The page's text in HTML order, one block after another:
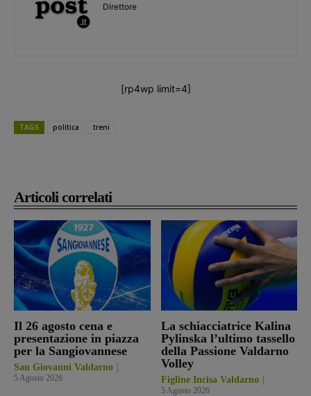
Articoli correlati
Il 26 agosto cena e
presentazione in piazza
per la Sangiovannese
San Giovanni Valdarno
5 Agosto 2026
La schiacciatrice Kalina
Pylinska l’ultimo tassello
della Passione Valdarno
Volley
Figline Incisa Valdarno
5 Agosto 2026
Direttore
[rp4wp limit=4]
TAGS politica treni